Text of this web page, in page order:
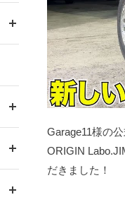
Garage11様の
ORIGIN
だきました！